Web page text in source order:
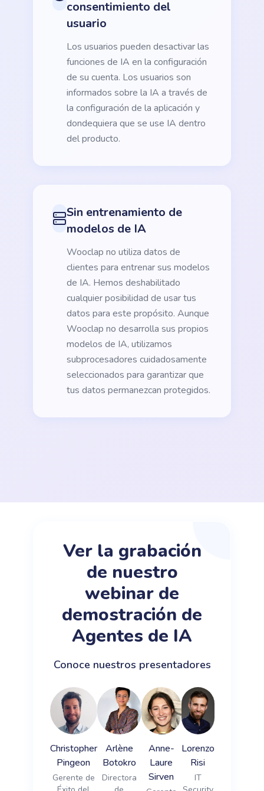
consentimiento del
usuario
Los usuarios pueden desactivar las
funciones de IA en la configuración
de su cuenta. Los usuarios son
informados sobre la IA a través de
la configuración de la aplicación y
dondequiera que se use IA dentro
del producto.
Sin entrenamiento de
modelos de IA
Wooclap no utiliza datos de
clientes para entrenar sus modelos
de IA. Hemos deshabilitado
cualquier posibilidad de usar tus
datos para este propósito. Aunque
Wooclap no desarrolla sus propios
modelos de IA, utilizamos
subprocesadores cuidadosamente
seleccionados para garantizar que
tus datos permanezcan protegidos.
Ver la grabación
de nuestro
webinar de
demostración de
Agentes de IA
Conoce nuestros presentadores
Christopher
Pingeon
Gerente de
Arlène
Botokro
Directora
Anne-
Laure
Sirven
Lorenzo
Risi
IT